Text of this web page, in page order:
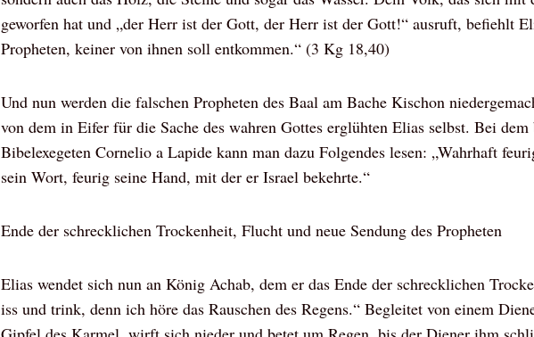
geworfen hat und „der Herr ist der Gott, der Herr ist der Gott!“ ausruft, befiehlt
Propheten, keiner von ihnen soll entkommen.“ (3 Kg 18,40)
Und nun werden die falschen Propheten des Baal am Bache Kischon
von dem in Eifer für die Sache des wahren Gottes erglühten Elias selbst. Bei dem
Bibelexegeten Cornelio a Lapide kann man dazu Folgendes lesen: „Wahrhaft
sein Wort, feurig seine Hand, mit der er Israel bekehrte.“
Ende der schrecklichen Trockenheit, Flucht und neue Sendung des Propheten
Elias wendet sich nun an König Achab, dem er das Ende der schrecklichen
iss und trink, denn ich höre das Rauschen des Regens.“ Begleitet von einem